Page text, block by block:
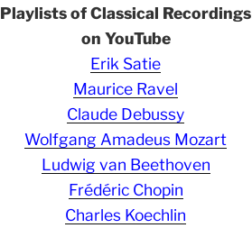
Playlists of Classical Recordings
on YouTube
Erik Satie
Maurice Ravel
Claude Debussy
Wolfgang Amadeus Mozart
Ludwig van Beethoven
Frédéric Chopin
Charles Koechlin